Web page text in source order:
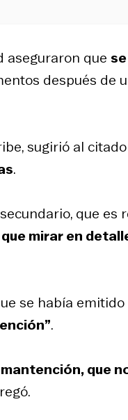
aseguraron que
después de
sugirió al
.
que es
mirar en
se había emitido
.
que